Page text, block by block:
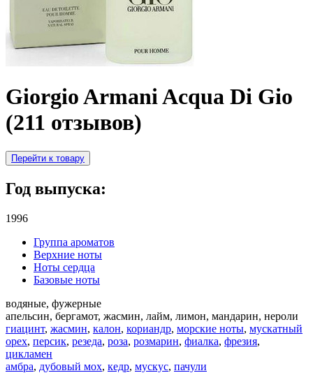
Giorgio Armani Acqua Di Gio
(211 отзывов)
Перейти к товару
Год выпуска:
1996
Группа ароматов
Верхние ноты
Ноты сердца
Базовые ноты
водяные, фужерные
апельсин, бергамот, жасмин, лайм, лимон, мандарин, нероли
гиацинт, жасмин, калон, кориандр, морские ноты, мускатный
орех, персик, резеда, роза, розмарин, фиалка, фрезия,
цикламен
амбра, дубовый мох, кедр, мускус, пачули